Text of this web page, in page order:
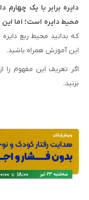
دایره برابر با یک
محیط دایره است؛ اما
که بدانید محیط ربع
این آموزش همراه باشید.
اگر تعریف این مفهوم را
بزنید.